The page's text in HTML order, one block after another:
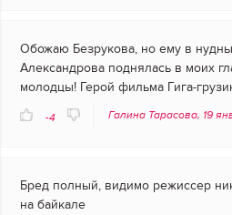
Обожаю Безрукова, но ему в
Александрова поднялась в моих
молодцы! Герой фильма Гига-
-4 Галина Тарасова, 19
Бред полный, видимо режиссер
на байкале